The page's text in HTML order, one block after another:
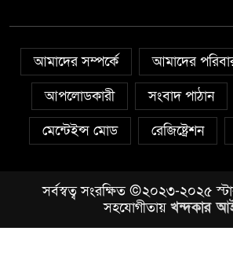
আমাদের সম্পর্কে আমাদের
আপলোডকারী
সংবাদ পাঠান
মেন্টেইন্স মোড
রেজিষ্ট্রেশন
সর্বস্বত্ব সংরক্ষিত ©২০২৩-২০২৫
সহযোগীতায় খন্দকার